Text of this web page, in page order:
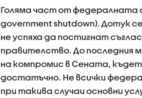
Голяма част от федералната
government shutdown). Дотук
не успяха да постигнат
правителство. До последния
на компромис в Сената,
достатъчно. Не всички
при такива случаи основни